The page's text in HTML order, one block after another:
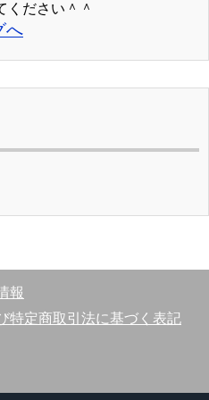
ください＾＾
へ
報
特定商取引法に基づく表記